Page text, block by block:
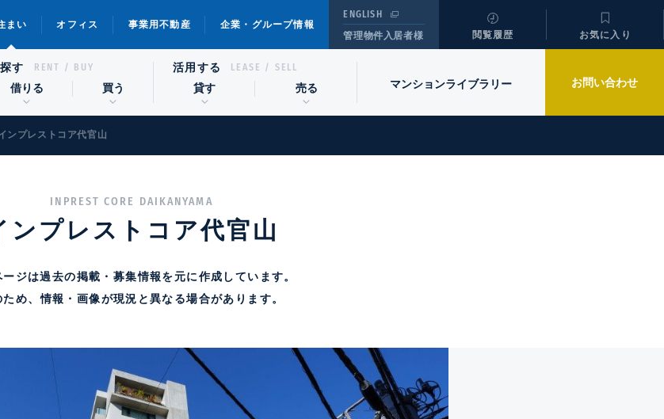
まい オフィス 事業用不動産 企業・グループ情報
ENGLISH
管理物件入居者様
閲覧履歴 お気に入り
探す RENT / BUY
借りる 買う
活用する LEASE / SELL
貸す 売る マンションライブラリー お問い合わせ
ンプレストコア代官山
INPREST CORE DAIKANYAMA
ンプレストコア代官山
ージは過去の掲載・募集情報を元に作成しています。
ため、情報・画像が現況と異なる場合があります。